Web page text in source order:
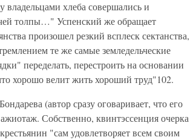
владельцами хлеба совершались и
толпы…" Успенский же обращает
произошел резкий всплеск сектанства,
те же самые земледельческие
переделать, перестроить на основании
хорошо велит жить хороший труд"102.
(автор сразу оговаривает, что его
Собственно, квинтэссенция очерка
"сам удовлетворяет всем своим